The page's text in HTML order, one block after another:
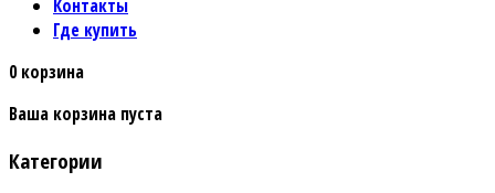
Контакты
Где купить
0 корзина
Ваша корзина пуста
Категории